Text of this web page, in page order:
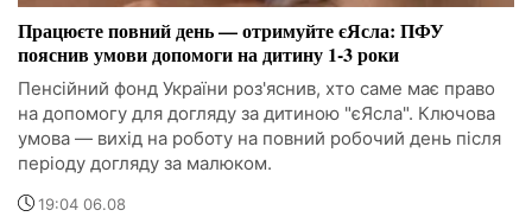
Працюєте повний день — отримуйте єЯсла: ПФУ
пояснив умови допомоги на дитину 1-3 роки
Пенсійний фонд України роз'яснив, хто саме має право
на допомогу для догляду за дитиною "єЯсла". Ключова
умова — вихід на роботу на повний робочий день після
періоду догляду за малюком.
19:04 06.08